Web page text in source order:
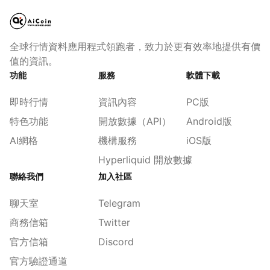
全球行情資料應用程式領跑者，致力於更有效率地提供有價
值的資訊。
功能
即時行情
特色功能
AI網格
服務
資訊內容
開放數據（API）
機構服務
Hyperliquid 開放數據
軟體下載
PC版
Android版
iOS版
聯絡我們
聊天室
商務信箱
官方信箱
官方驗證通道
加入社區
Telegram
Twitter
Discord